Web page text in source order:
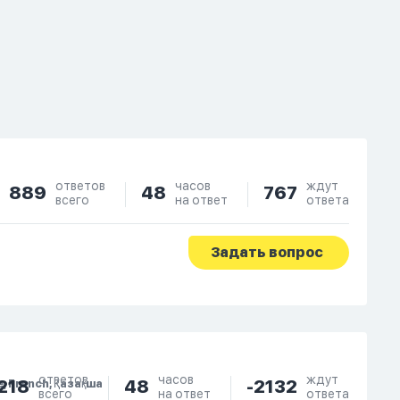
889
ответов
всего
48
часов
на ответ
767
ждут
ответа
Задать вопрос
French, Қазақша
ответов
всего
48
часов
на ответ
-2132
ждут
ответа